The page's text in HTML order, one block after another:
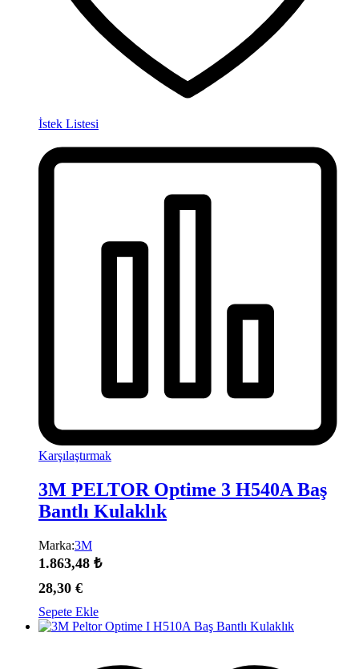
İstek Listesi
Karşılaştırmak
3M PELTOR Optime 3 H540A Baş
Bantlı Kulaklık
Marka:3M
1.863,48 ₺
28,30 €
Sepete Ekle